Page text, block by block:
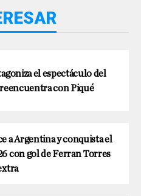
el espectáculo del
con Piqué
a Argentina y conquista el
con gol de Ferran Torres